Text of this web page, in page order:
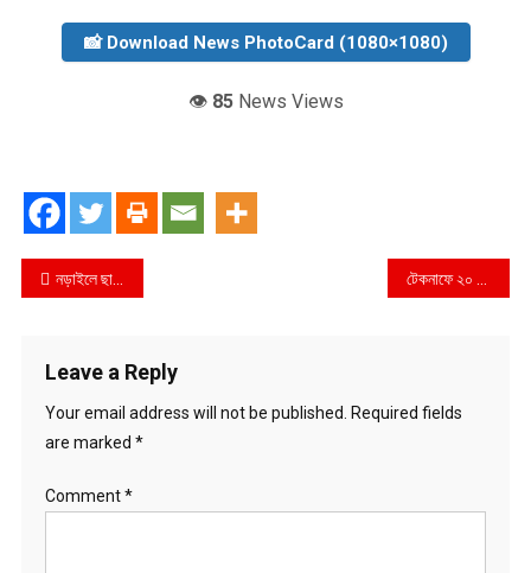
📸 Download News PhotoCard (1080×1080)
👁️ 85News Views
Post
নড়াইলে ছাত্রলীগের ৭৫তম প্রতিষ্ঠাবার্ষিকী উপলক্ষে নানা আয়োজন
Leave a Reply
Your email address will not be published.
Required fields
are marked *
Comment*